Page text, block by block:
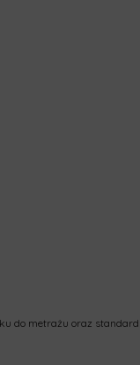
do metrażu oraz